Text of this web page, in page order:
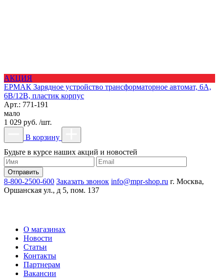
АКЦИЯ
ЕРМАК Зарядное устройство трансформаторное автомат, 6A,
6В/12В, пластик корпус
Арт.: 771-191
мало
1 029 руб. /шт.
В корзину
Будьте в курсе наших акций и новостей
8-800-2500-600 Заказать звонок info@mpr-shop.ru г. Москва,
Оршанская ул., д 5, пом. 137
О магазинах
Новости
Статьи
Контакты
Партнерам
Вакансии